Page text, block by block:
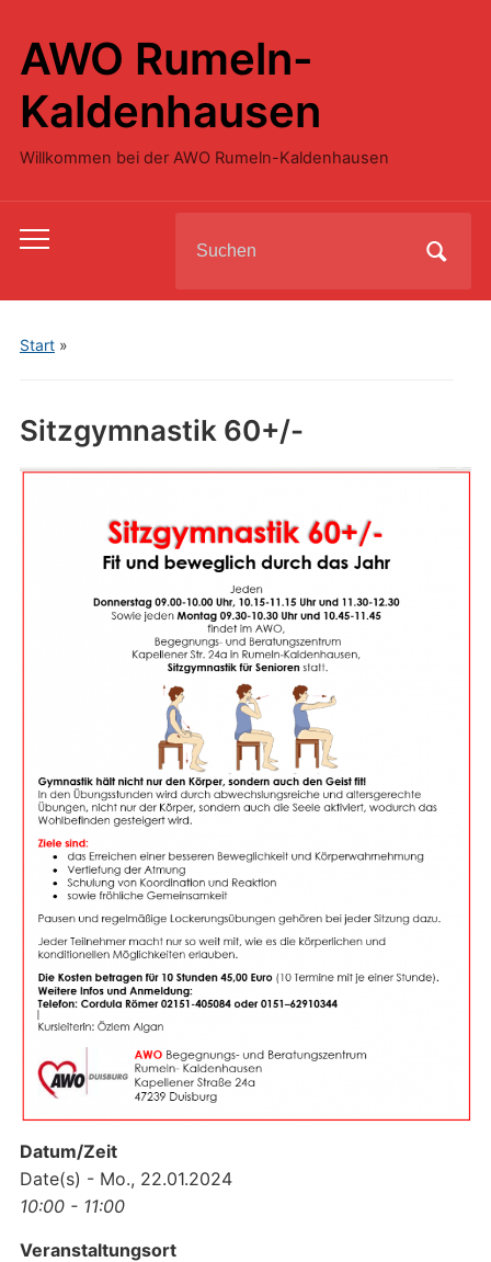
AWO Rumeln-
Kaldenhausen
Willkommen bei der AWO Rumeln-Kaldenhausen
Toggle
menu
for:
Start»
Sitzgymnastik 60+/-
Datum/Zeit
Date(s) - Mo., 22.01.2024
10:00 - 11:00
Veranstaltungsort